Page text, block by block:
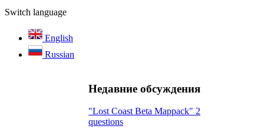
Switch language
English
Russian
Недавние обсуждения
"Lost Coast Beta Mappack" 2
questions